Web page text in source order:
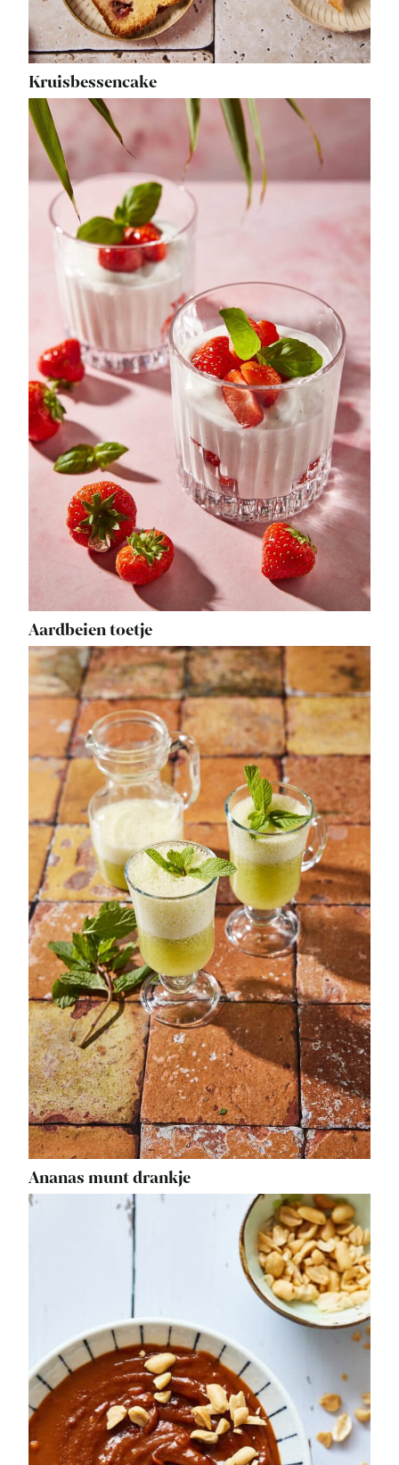
Kruisbessencake
Aardbeien toetje
Ananas munt drankje